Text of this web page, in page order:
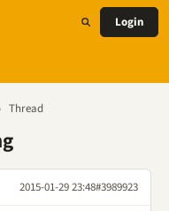
Login
› Thread
2015-01-29 23:48#3989923